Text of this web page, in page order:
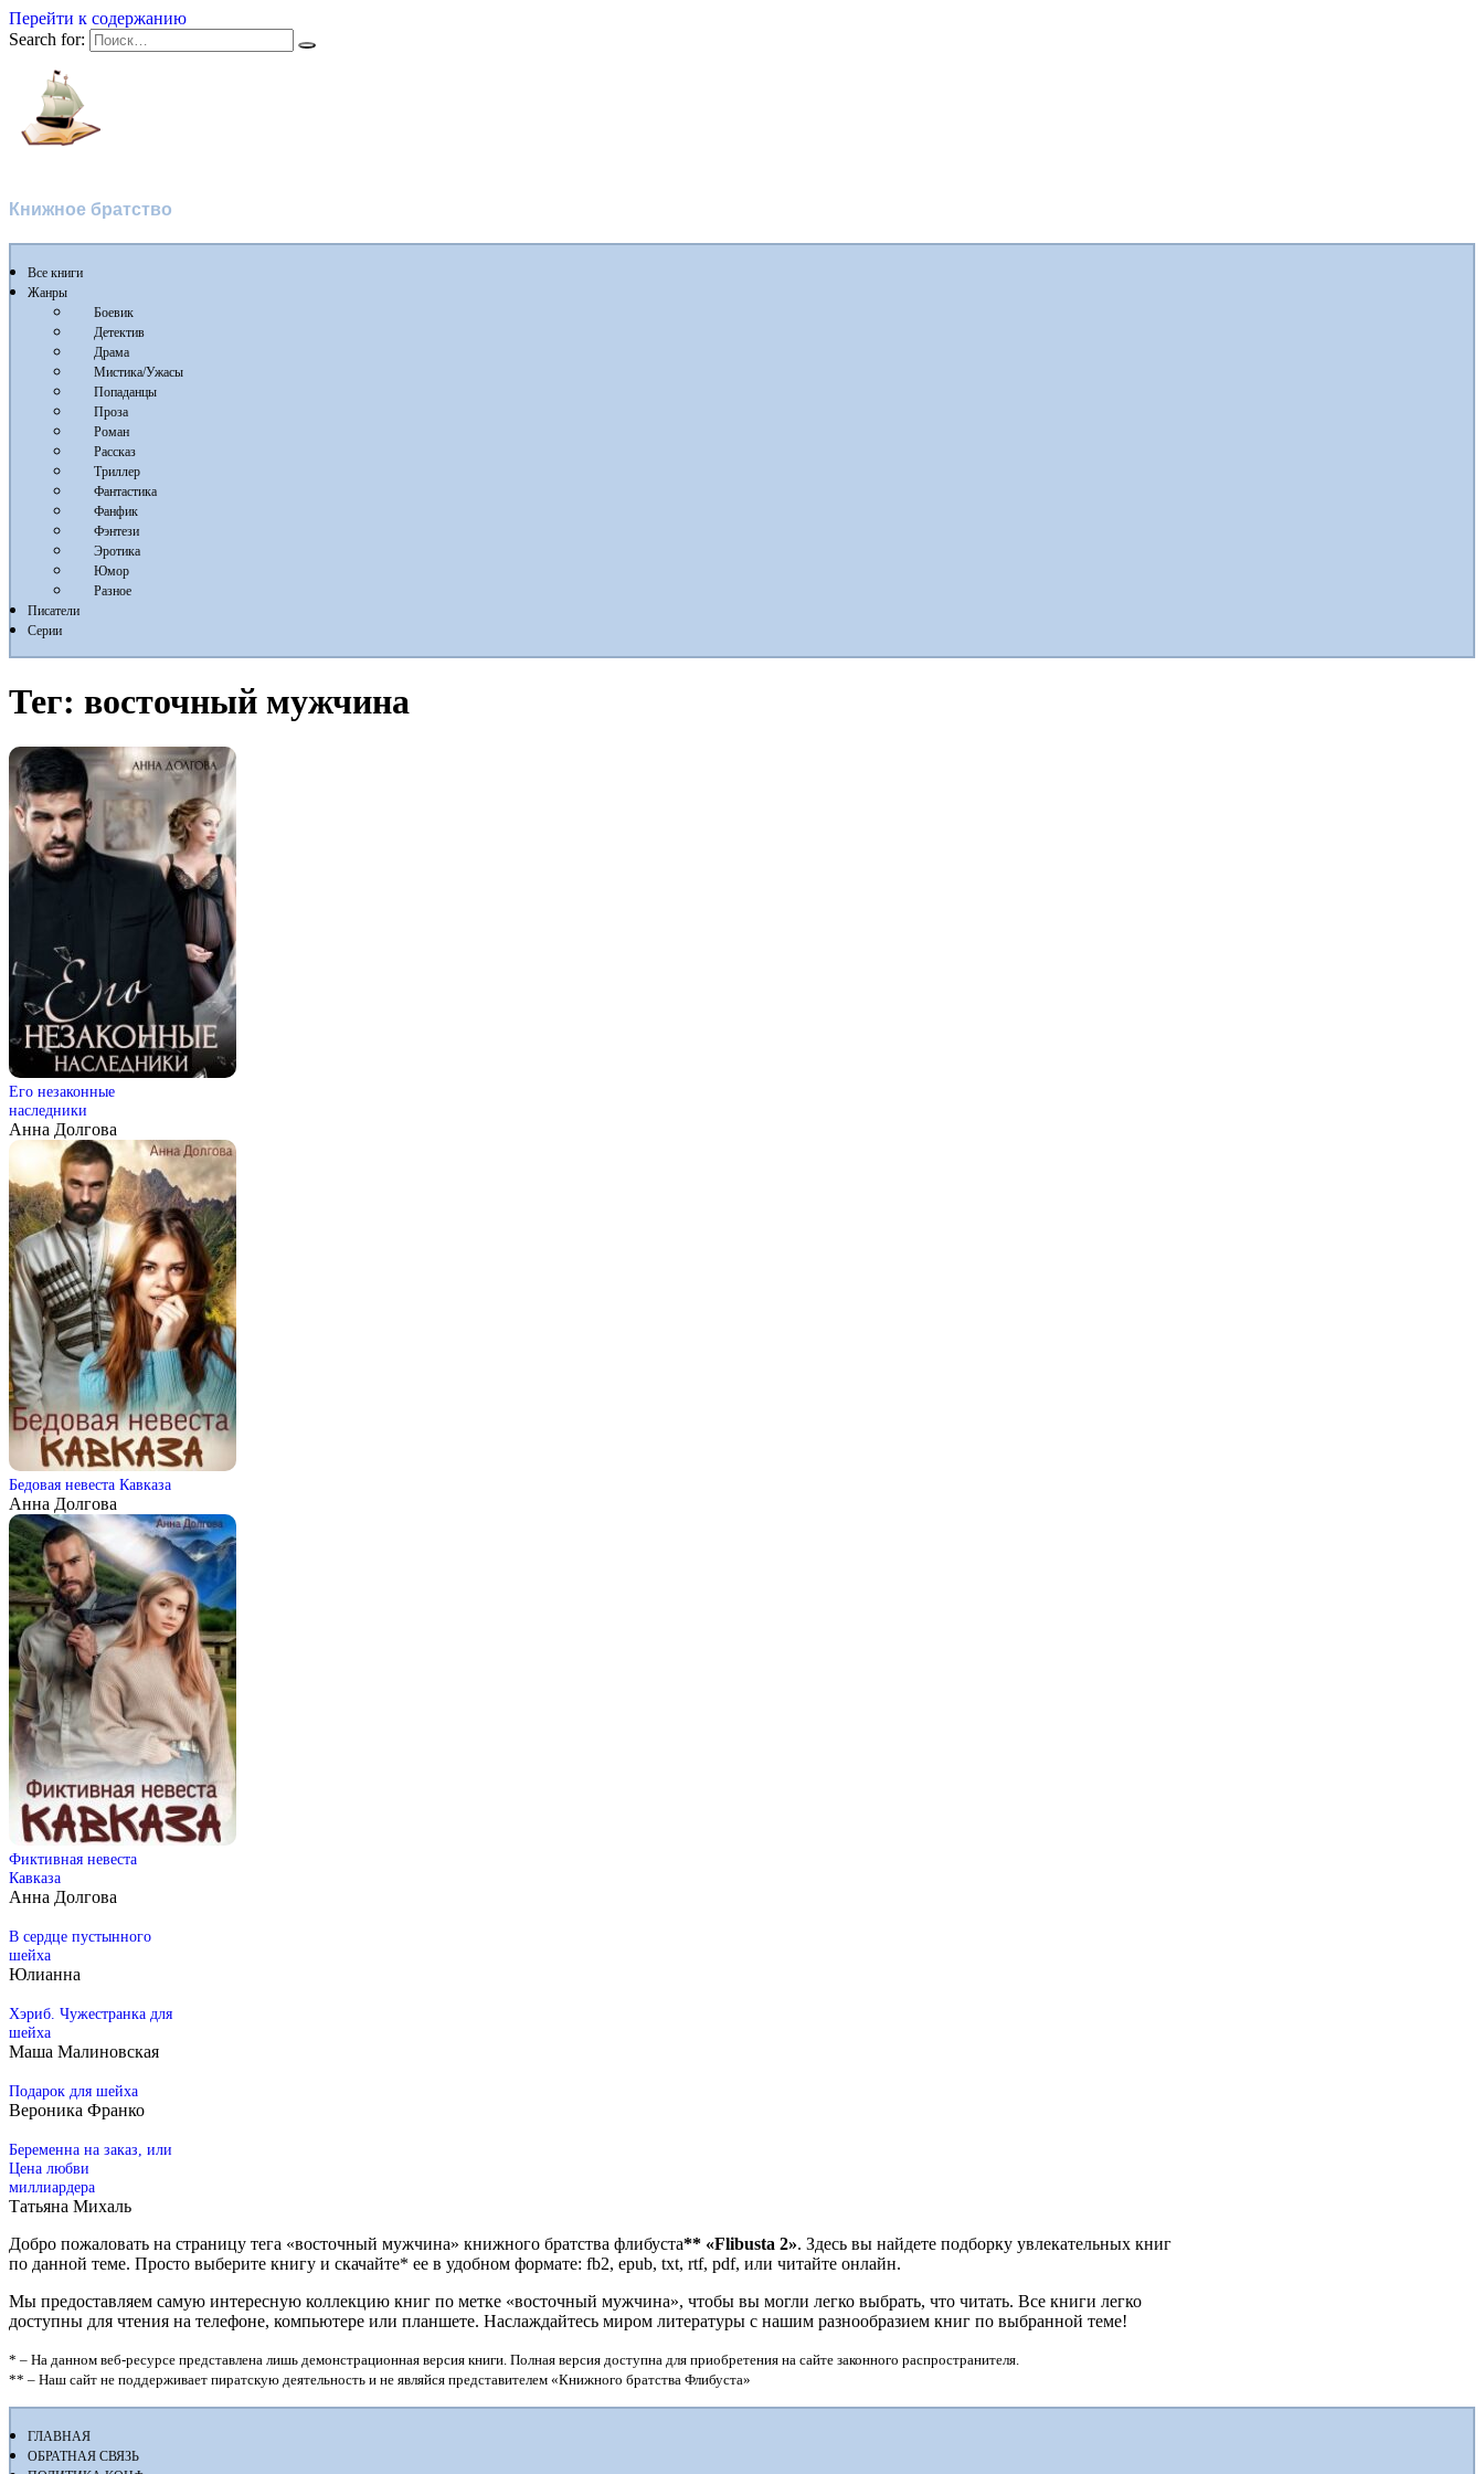
Перейти к содержанию
Search for:
Книжное братство
Все книги
Жанры
Боевик
Детектив
Драма
Мистика/Ужасы
Попаданцы
Проза
Роман
Рассказ
Триллер
Фантастика
Фанфик
Фэнтези
Эротика
Юмор
Разное
Писатели
Серии
Тег: восточный мужчина
Его незаконные
наследники
Анна Долгова
Бедовая невеста Кавказа
Анна Долгова
Фиктивная невеста
Кавказа
Анна Долгова
В сердце пустынного
шейха
Юлианна
Хэриб. Чужестранка для
шейха
Маша Малиновская
Подарок для шейха
Вероника Франко
Беременна на заказ, или
Цена любви
миллиардера
Татьяна Михаль
Добро пожаловать на страницу тега «восточный мужчина» книжного братства флибуста** «Flibusta 2». Здесь вы найдете подборку увлекательных книг
по данной теме. Просто выберите книгу и скачайте* ее в удобном формате: fb2, epub, txt, rtf, pdf, или читайте онлайн.
Мы предоставляем самую интересную коллекцию книг по метке «восточный мужчина», чтобы вы могли легко выбрать, что читать. Все книги легко
доступны для чтения на телефоне, компьютере или планшете. Наслаждайтесь миром литературы с нашим разнообразием книг по выбранной теме!
* – На данном веб-ресурсе представлена лишь демонстрационная версия книги. Полная версия доступна для приобретения на сайте законного распространителя.
** – Наш сайт не поддерживает пиратскую деятельность и не являйся представителем «Книжного братства Флибуста»
ГЛАВНАЯ
ОБРАТНАЯ СВЯЗЬ